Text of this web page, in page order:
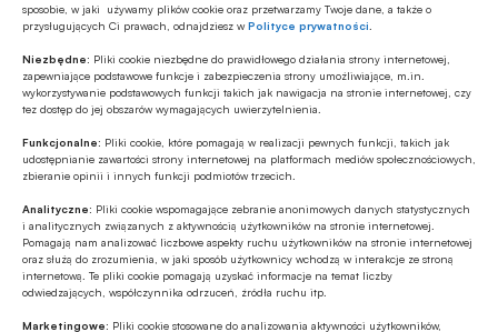
sposobie, w jaki używamy plików cookie oraz przetwarzamy Twoje dane, a także o
przysługujących Ci prawach, odnajdziesz wPolityce prywatności
Niezbędne: Pliki cookie niezbędne do prawidłowego działania strony internetowej,
zapewniające podstawowe funkcje i zabezpieczenia strony umożliwiające, m.in.
wykorzystywanie podstawowych funkcji takich jak nawigacja na stronie internetowej, czy
tez dostęp do jej obszarów wymagających uwierzytelnienia.
Funkcjonalne: Pliki cookie, które pomagają w realizacji pewnych funkcji, takich jak
udostępnianie zawartości strony internetowej na platformach mediów społecznościowych,
zbieranie opinii i innych funkcji podmiotów trzecich.
Analityczne: Pliki cookie wspomagające zebranie anonimowych danych statystycznych
i analitycznych związanych z aktywnością użytkowników na stronie internetowej.
Pomagają nam analizować liczbowe aspekty ruchu użytkowników na stronie internetowej
oraz służą do zrozumienia, w jaki sposób użytkownicy wchodzą w interakcje ze stroną
internetową. Te pliki cookie pomagają uzyskać informacje na temat liczby
odwiedzających, współczynnika odrzuceń, źródła ruchu itp.
Marketingowe: Pliki cookie stosowane do analizowania aktywności użytkowników,
Udostępnij
Bank Ochrony Środowiska / BOŚ Bank
Białe Certyfikaty Efektywność energetyczna
ELENA / European Local Energy Assistance